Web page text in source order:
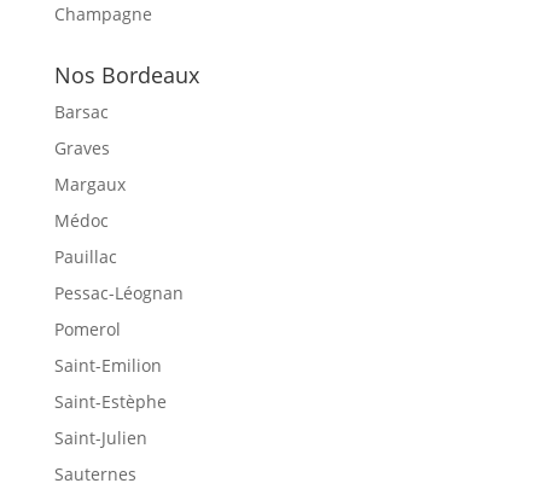
Champagne
Nos Bordeaux
Barsac
Graves
Margaux
Médoc
Pauillac
Pessac-Léognan
Pomerol
Saint-Emilion
Saint-Estèphe
Saint-Julien
Sauternes